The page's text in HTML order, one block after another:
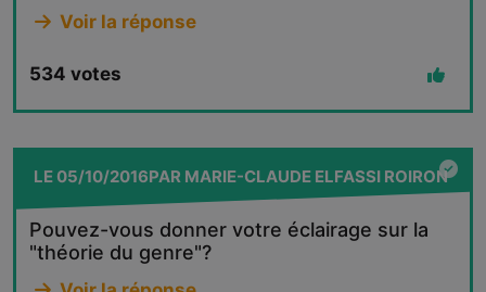
Voir la réponse
534 votes
LE05/10/2016PAR MARIE-CLAUDE ELFASSI ROIRON
Pouvez-vous donner votre éclairage sur la
"théorie du genre"?